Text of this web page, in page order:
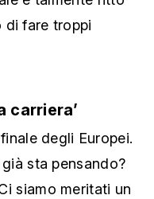
di fare troppi
carriera’
degli Europei.
sta pensando?
siamo meritati un